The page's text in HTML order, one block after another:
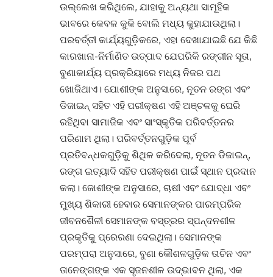
ଉଲ୍ଲେଖ କରିଥିଲେ, ଯାହାକୁ ଅନ୍ୟଥା ସାମୂହିକ
ଭାବରେ କେବଳ କୁକି ବୋଲି ମଧ୍ୟ କୁହାଯାଉଥିଲା।
ପରବର୍ତ୍ତୀ କାର୍ଯ୍ୟଗୁଡ଼ିକରେ, ଏହା ଦେଖାଯାଇଛି ଯେ କିଛି
କାରଖାନା-ନିର୍ମାଣିତ ଉତ୍ପାଦ ଯେପରିକି ରଙ୍ଗୀନ ସୂତା,
ବୁଣାକାର୍ଯ୍ୟ ପ୍ରକ୍ରିୟାରେ ମଧ୍ୟ ନିଜର ପଥ
ଖୋଜିଥାଏ। ଯୋଶୀଙ୍କ ଅନୁସାରେ, ନୂତନ ରଙ୍ଗ ଏବଂ
ଡିଜାଇନ୍ ସହିତ ଏହି ପରୀକ୍ଷଣ ଏହି ଅଞ୍ଚଳକୁ ଘେରି
ରହିଥିବା ସାମାଜିକ ଏବଂ ସାଂସ୍କୃତିକ ପରିବର୍ତ୍ତନର
ପରିଣାମ ଥିଲା। ପରିବର୍ତ୍ତନଗୁଡ଼ିକ ପୂର୍ବ
ପ୍ରତିବନ୍ଧକଗୁଡ଼ିକୁ ଶିଥିଳ କରିଦେଲା, ନୂତନ ଡିଜାଇନ୍,
ରଙ୍ଗ ଇତ୍ୟାଦି ସହିତ ପରୀକ୍ଷଣ ପାଇଁ ସ୍ଥାନ ପ୍ରଦାନ
କଲା। ଜୋଶୀଙ୍କ ଅନୁସାରେ, ଚାଷୀ ଏବଂ ଯୋଦ୍ଧା ଏବଂ
ମୁଖ୍ୟ ଶିକାରୀ ହେବାର ସେମାନଙ୍କର ପାରମ୍ପରିକ
ଜୀବନଶୈଳୀ ସେମାନଙ୍କ ବସ୍ତ୍ରର ସ୍ପନ୍ଦନଶୀଳ
ପ୍ରକୃତିକୁ ପ୍ରେରଣା ଦେଇଥିଲା। ସେମାନଙ୍କ
ପରମ୍ପରା ଅନୁସାରେ, ବୁଣା କୌଶଳଗୁଡ଼ିକ ତାଚିନ ଏବଂ
ତାନେଙ୍ଗଙ୍କ ଏକ ସୃଜନଶୀଳ ଉଦ୍ଭାବନ ଥିଲା, ଏକ